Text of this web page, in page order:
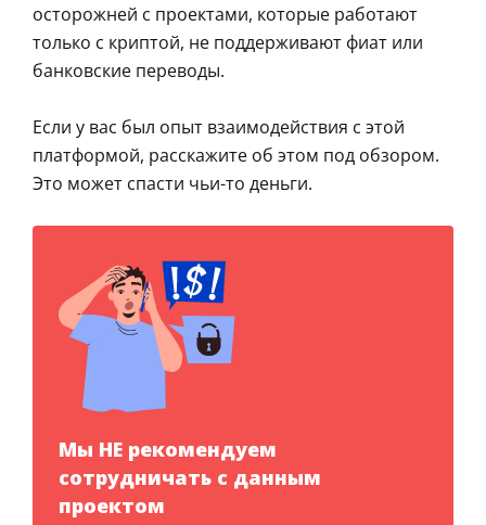
осторожней с проектами, которые работают
только с криптой, не поддерживают фиат или
банковские переводы.
Если у вас был опыт взаимодействия с этой
платформой, расскажите об этом под обзором.
Это может спасти чьи-то деньги.
Мы НЕ рекомендуем
сотрудничать с данным
проектом